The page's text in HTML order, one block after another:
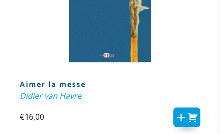
Aimer la messe
Didier van Havre
€16,00